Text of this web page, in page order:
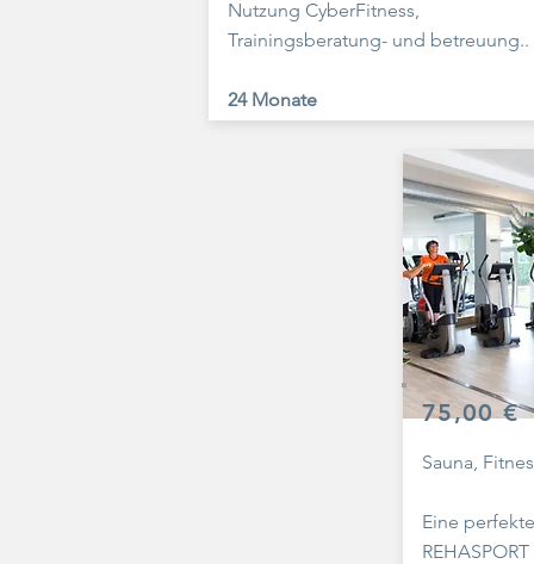
Nutzung CyberFitness,
Trainingsberatung- und betreuung..
24 Monate
75,00 €
Sauna,
Eine